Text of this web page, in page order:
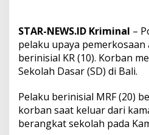
U
p
a
y
a
P
e
n
c
a
STAR-NEWS.ID Kriminal –
pelaku upaya
berinisial KR (10). Korban
Sekolah Dasar (SD) di Bali.
Pelaku berinisial MRF (20)
korban saat keluar dari
berangkat sekolah pada